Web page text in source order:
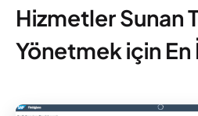
Hizmetler Sunan
Yönetmek için En